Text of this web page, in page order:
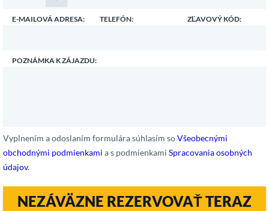
E-MAILOVÁ ADRESA: TELEFÓN: ZĽAVOVÝ KÓD:
POZNÁMKA K ZÁJAZDU:
Vyplnením a odoslaním formulára súhlasím soVšeobecnými
obchodnými podmienkami a s podmienkami Spracovania osobných
údajov.
NEZÁVÄZNE REZERVOVAŤ TERAZ